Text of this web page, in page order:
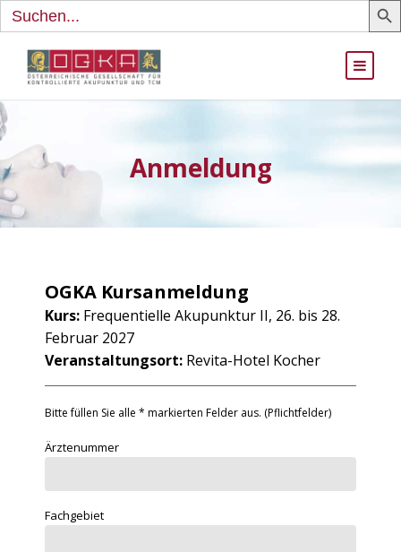
Search
for:
Anmeldung
OGKA Kursanmeldung
Kurs: Frequentielle Akupunktur II, 26. bis 28.
Februar 2027
Veranstaltungsort: Revita-Hotel Kocher
Bitte füllen Sie alle * markierten Felder aus. (Pflichtfelder)
Ärztenummer
Fachgebiet